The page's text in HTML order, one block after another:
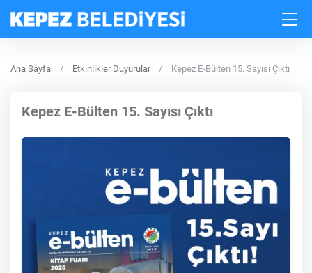
Ana Sayfa Etkinlikler Duyurular Kepez E-Bülten 15. Sayısı Çıktı
Kepez E-Bülten 15. Sayısı Çıktı